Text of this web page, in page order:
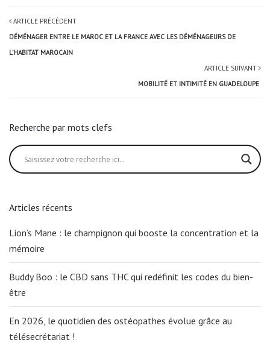
ARTICLE PRÉCÉDENT
DÉMÉNAGER ENTRE LE MAROC ET LA FRANCE AVEC LES DÉMÉNAGEURS DE
L’HABITAT MAROCAIN
ARTICLE SUIVANT
MOBILITÉ ET INTIMITÉ EN GUADELOUPE
Recherche par mots clefs
Articles récents
Lion’s Mane : le champignon qui booste la concentration et la
mémoire
Buddy Boo : le CBD sans THC qui redéfinit les codes du bien-
être
En 2026, le quotidien des ostéopathes évolue grâce au
télésecrétariat !